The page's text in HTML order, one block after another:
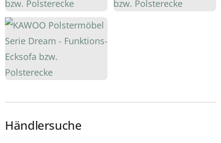
Händlersuche